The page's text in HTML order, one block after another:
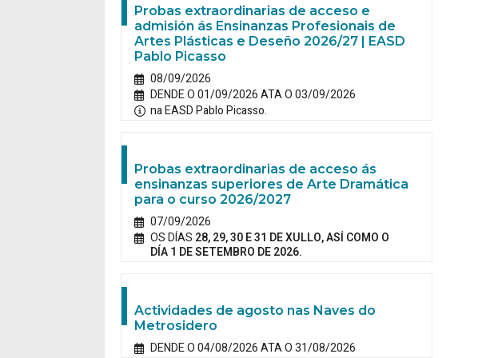
Probas extraordinarias de acceso e
admisión ás Ensinanzas Profesionais de
Artes Plásticas e Deseño 2026/27 | EASD
Pablo Picasso
08/09/2026
DENDE O 01/09/2026 ATA O 03/09/2026
na EASD Pablo Picasso.
Probas extraordinarias de acceso ás
ensinanzas superiores de Arte Dramática
para o curso 2026/2027
07/09/2026
OS DÍAS 28, 29, 30 E 31 DE XULLO, ASÍ COMO O
DÍA 1 DE SETEMBRO DE 2026.
Actividades de agosto nas Naves do
Metrosidero
DENDE O 04/08/2026 ATA O 31/08/2026